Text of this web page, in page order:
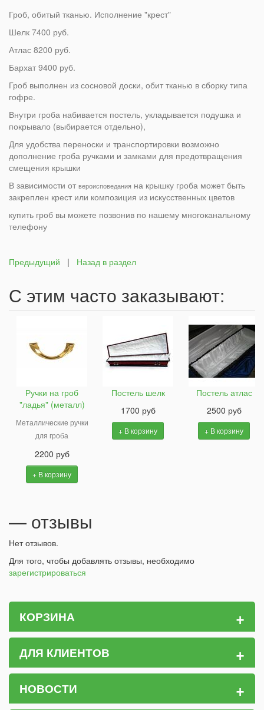
Гроб, обитый тканью. Исполнение "крест"
Шелк 7400 руб.
Атлас 8200 руб.
Бархат 9400 руб.
Гроб выполнен из сосновой доски, обит тканью в сборку типа
гофре.
Внутри гроба набивается постель, укладывается подушка и
покрывало (выбирается отдельно),
Для удобства переноски и транспортировки возможно
дополнение гроба ручками и замками для предотвращения
смещения крышки
В зависимости от вероисповедания на крышку гроба может быть
закреплен крест или композиция из искусственных цветов
купить гроб вы можете позвонив по нашему многоканальному
телефону
Предыдущий | Назад в раздел
С этим часто заказывают:
Ручки на гроб
"ладья" (металл)
Металлические ручки
для гроба
2200 руб
+ В корзину
Постель шелк
1700 руб
+ В корзину
Постель атлас
2500 руб
+ В корзину
— отзывы
Нет отзывов.
Для того, чтобы добавлять отзывы, необходимо
зарегистрироваться
КОРЗИНА +
ДЛЯ КЛИЕНТОВ +
НОВОСТИ +